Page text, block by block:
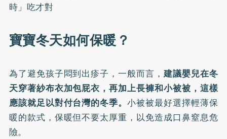
時」吃才對
寶寶冬天如何保暖？
為了避免孩子悶到出疹子，一般而言，建議嬰兒在冬
天穿著紗布衣加包屁衣，再加上長褲和小被被，這樣
應該就足以對付台灣的冬季。小被被最好選擇輕薄保
暖的款式，保暖但不要太厚重，以免造成口鼻窒息危
險。